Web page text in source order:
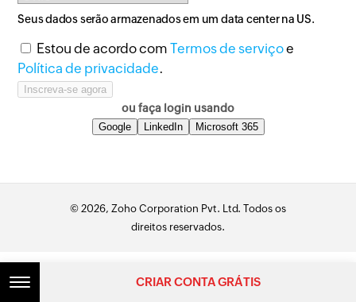
Seus dados serão armazenados em um data center na US.
Estou de acordo comTermos de serviçoe
Política de privacidade.
ou faça login usando
Google LinkedIn Microsoft 365
© 2026, Zoho Corporation Pvt. Ltd. Todos os
direitos reservados.
CRIAR CONTA GRÁTIS